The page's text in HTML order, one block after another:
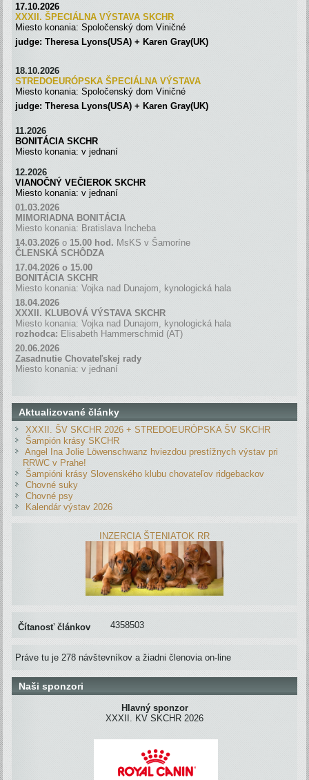
17.10.2026
XXXII. ŠPECIÁLNA VÝSTAVA SKCHR
Miesto konania: Spoločenský dom Viničné
judge: Theresa Lyons(USA) + Karen Gray(UK)
18.10.2026
STREDOEURÓPSKA ŠPECIÁLNA VÝSTAVA
Miesto konania: Spoločenský dom Viničné
judge: Theresa Lyons(USA) + Karen Gray(UK)
11.2026
BONITÁCIA SKCHR
Miesto konania: v jednaní
12.2026
VIANOČNÝ VEČIEROK SKCHR
Miesto konania: v jednaní
01.03.2026
MIMORIADNA BONITÁCIA
Miesto konania: Bratislava Incheba
14.03.2026 o 15.00 hod. MsKS v Šamoríne
ČLENSKÁ SCHÔDZA
17.04.2026 o 15.00
BONITÁCIA SKCHR
Miesto konania: Vojka nad Dunajom, kynologická hala
18.04.2026
XXXII. KLUBOVÁ VÝSTAVA SKCHR
Miesto konania: Vojka nad Dunajom, kynologická hala
rozhodca: Elisabeth Hammerschmid (AT)
20.06.2026
Zasadnutie Chovateľskej rady
Miesto konania: v jednaní
Aktualizované články
XXXII. ŠV SKCHR 2026 + STREDOEURÓPSKA ŠV SKCHR
Šampión krásy SKCHR
Angel Ina Jolie Löwenschwanz hviezdou prestížnych výstav pri
RRWC v Prahe!
Šampióni krásy Slovenského klubu chovateľov ridgebackov
Chovné suky
Chovné psy
Kalendár výstav 2026
INZERCIA ŠTENIATOK RR
Čítanosť článkov 4358503
Práve tu je 278 návštevníkov a žiadni členovia on-line
Naši sponzori
Hlavný sponzor
XXXII. KV SKCHR 2026